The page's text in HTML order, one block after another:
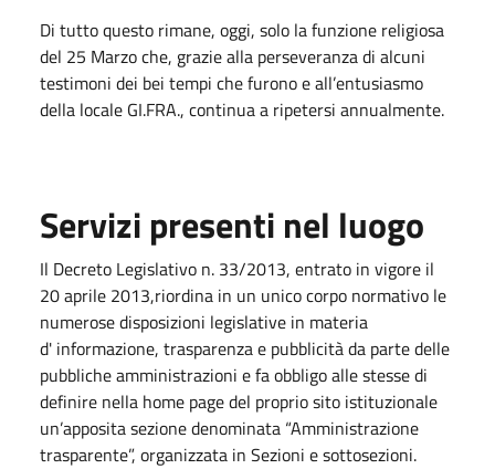
Di tutto questo rimane, oggi, solo la funzione religiosa
del 25 Marzo che, grazie alla perseveranza di alcuni
testimoni dei bei tempi che furono e all’entusiasmo
della locale GI.FRA., continua a ripetersi annualmente.
Servizi presenti nel luogo
Il Decreto Legislativo n. 33/2013, entrato in vigore il
20 aprile 2013,riordina in un unico corpo normativo le
numerose disposizioni legislative in materia
d' informazione, trasparenza e pubblicità da parte delle
pubbliche amministrazioni e fa obbligo alle stesse di
definire nella home page del proprio sito istituzionale
un’apposita sezione denominata “Amministrazione
trasparente”, organizzata in Sezioni e sottosezioni.